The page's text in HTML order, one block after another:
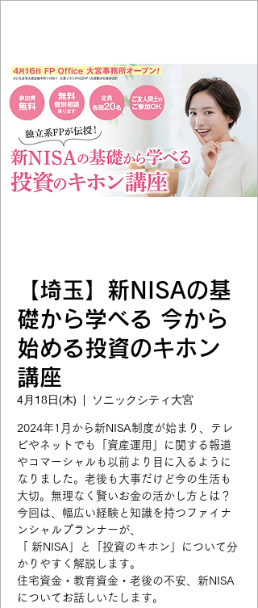
【埼玉】新NISAの基
礎から学べる 今から
始める投資のキホン
講座
4月18日(木)
  |
ソニックシティ大宮
2024年1月から新NISA制度が始まり、テレ
ビやネットでも「資産運用」に関する報道
やコマーシャルも以前より目に入るように
なりました。老後も大事だけど今の生活も
大切。無理なく賢いお金の活かし方とは？
今回は、幅広い経験と知識を持つファイナ
ンシャルプランナーが、
「 新NISA」と「投資のキホン」について分
かりやすく解説します。
住宅資金・教育資金・老後の不安、新NISA
についてお話しいたします。